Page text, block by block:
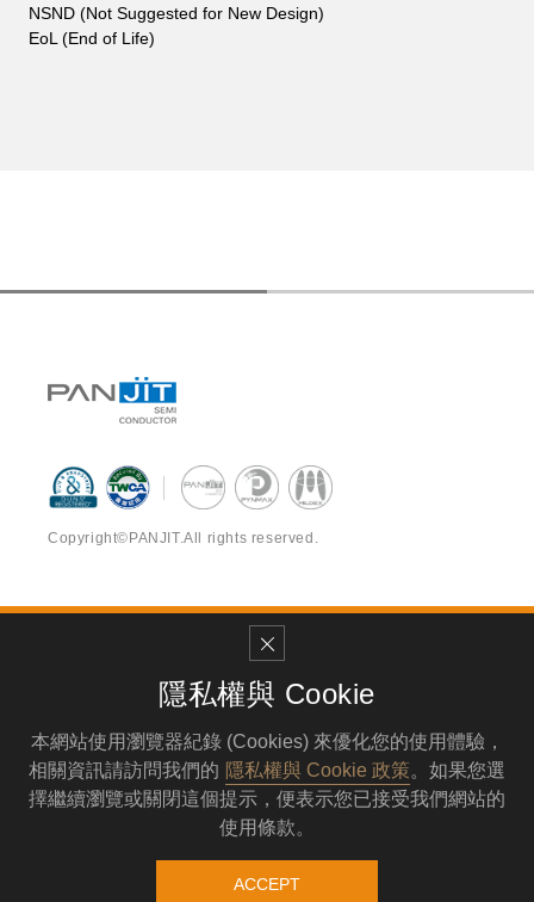
NSND (Not Suggested for New Design)
EoL (End of Life)
隱私權與 Cookie
本網站使用瀏覽器紀錄 (Cookies) 來優化您的使用體驗，
相關資訊請訪問我們的 隱私權與 Cookie 政策。如果您選
擇繼續瀏覽或關閉這個提示，便表示您已接受我們網站的
使用條款。
ACCEPT
Copyright©PANJIT.All rights reserved.
82841 高雄市永安區永工一路17-2號
MAIL service@pynmax.com.tw